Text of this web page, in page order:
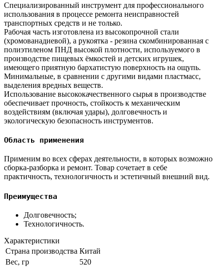
Специализированный инструмент для профессионального
использования в процессе ремонта неисправностей
транспортных средств и не только.
Рабочая часть изготовлена из высокопрочной стали
(хромованадиевой), а рукоятка - резина скомбинированная с
полиэтиленом ПНД высокой плотности, используемого в
производстве пищевых ёмкостей и детских игрушек,
имеющего приятную бархатистую поверхность на ощупь.
Минимальные, в сравнении с другими видами пластмасс,
выделения вредных веществ.
Использование высококачественного сырья в производстве
обеспечивает прочность, стойкость к механическим
воздействиям (включая удары), долговечность и
экологическую безопасность инструментов.
Область применения
Применим во всех сферах деятельности, в которых возможно
сборка-разборка и ремонт. Товар сочетает в себе
практичность, технологичность и эстетичный внешний вид.
Преимущества
Долговечность;
Технологичность.
Характеристики
Страна производства Китай
Вес, гр
520